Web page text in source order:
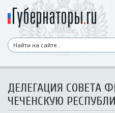
ДЕЛЕГАЦИЯ СОВЕТА
ЧЕЧЕНСКУЮ